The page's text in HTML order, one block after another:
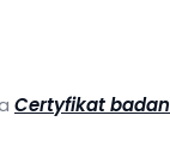
Certyfikat